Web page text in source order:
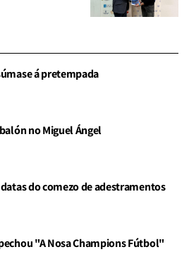
á pretempada
no Miguel Ángel
do comezo de adestramentos
"A Nosa Champions Fútbol"